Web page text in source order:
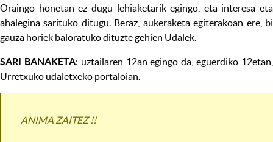
Oraingo honetan ez dugu lehiaketarik egingo, eta interesa eta
ahalegina sarituko ditugu. Beraz, aukeraketa egiterakoan ere, bi
gauza horiek baloratuko dituzte gehien Udalek.
SARI BANAKETA: uztailaren 12an egingo da, eguerdiko 12etan,
Urretxuko udaletxeko portaloian.
ANIMA ZAITEZ !!